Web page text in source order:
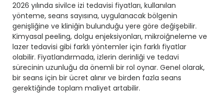
2026 yılında sivilce izi tedavisi fiyatları, kullanılan
yönteme, seans sayısına, uygulanacak bölgenin
genişliğine ve kliniğin bulunduğu yere göre değişebilir.
Kimyasal peeling, dolgu enjeksiyonları, mikroiğneleme ve
lazer tedavisi gibi farklı yöntemler için farklı fiyatlar
olabilir. Fiyatlandırmada, izlerin derinliği ve tedavi
sürecinin uzunluğu da önemli bir rol oynar. Genel olarak,
bir seans için bir ücret alınır ve birden fazla seans
gerektiğinde toplam maliyet artabilir.